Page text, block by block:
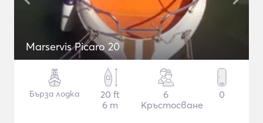
Marservis Picaro 20
Бърза лодка
20 ft
6 m
6
Кръстосване
0